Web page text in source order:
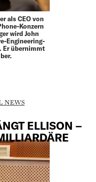
als CEO von
Konzern
wird John
Engineering-
Er übernimmt
NEWS
ELLISON –